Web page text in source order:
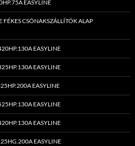
EASYLINE
FÉKES CSÓNAKSZÁLLÍTÓK ALAP
EASYLINE
EASYLINE
EASYLINE
EASYLINE
EASYLINE
EASYLINE